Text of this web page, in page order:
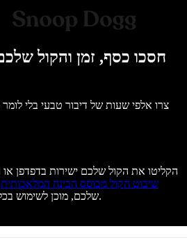
חסכו כסף, זמן והקול
צרו אלפי שעות של דיבור טבעי בלי
הקליטו את הקול שלכם ישירות בדפדפן או
שיבוט הקול מבוסס הבינה המלאכותית
שלכם, מוכן לשימוש בכל פרויקט, פודקאסט או דיבוב.